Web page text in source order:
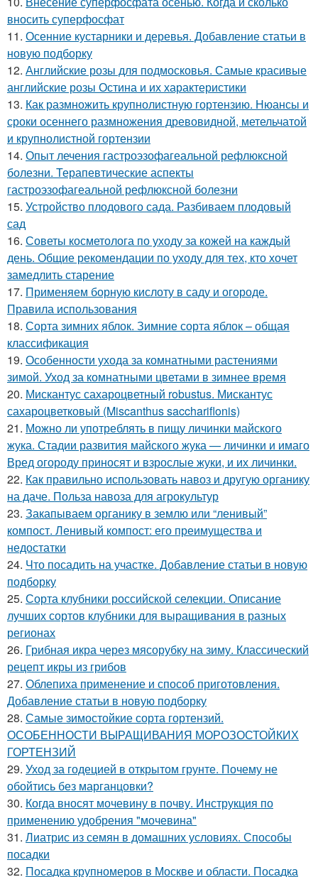
вносить суперфосфат
11. Осенние кустарники и деревья. Добавление статьи в
новую подборку
12. Английские розы для подмосковья. Самые красивые
английские розы Остина и их характеристики
13. Как размножить крупнолистную гортензию. Нюансы и
сроки осеннего размножения древовидной, метельчатой
и крупнолистной гортензии
14. Опыт лечения гастроэзофагеальной рефлюксной
болезни. Терапевтические аспекты
гастроэзофагеальной рефлюксной болезни
15. Устройство плодового сада. Разбиваем плодовый
сад
16. Советы косметолога по уходу за кожей на каждый
день. Общие рекомендации по уходу для тех, кто хочет
замедлить старение
17. Применяем борную кислоту в саду и огороде.
Правила использования
18. Сорта зимних яблок. Зимние сорта яблок – общая
классификация
19. Особенности ухода за комнатными растениями
зимой. Уход за комнатными цветами в зимнее время
20. Мискантус сахароцветный robustus. Мискантус
сахароцветковый (Miscanthus sacchariflonis)
21. Можно ли употреблять в пищу личинки майского
жука. Стадии развития майского жука — личинки и имаго
Вред огороду приносят и взрослые жуки, и их личинки.
22. Как правильно использовать навоз и другую органику
на даче. Польза навоза для агрокультур
23. Закапываем органику в землю или “ленивый”
компост. Ленивый компост: его преимущества и
недостатки
24. Что посадить на участке. Добавление статьи в новую
подборку
25. Сорта клубники российской селекции. Описание
лучших сортов клубники для выращивания в разных
регионах
26. Грибная икра через мясорубку на зиму. Классический
рецепт икры из грибов
27. Облепиха применение и способ приготовления.
Добавление статьи в новую подборку
28. Самые зимостойкие сорта гортензий.
ОСОБЕННОСТИ ВЫРАЩИВАНИЯ МОРОЗОСТОЙКИХ
ГОРТЕНЗИЙ
29. Уход за годецией в открытом грунте. Почему не
обойтись без марганцовки?
30. Когда вносят мочевину в почву. Инструкция по
применению удобрения "мочевина"
31. Лиатрис из семян в домашних условиях. Способы
посадки
32. Посадка крупномеров в Москве и области. Посадка